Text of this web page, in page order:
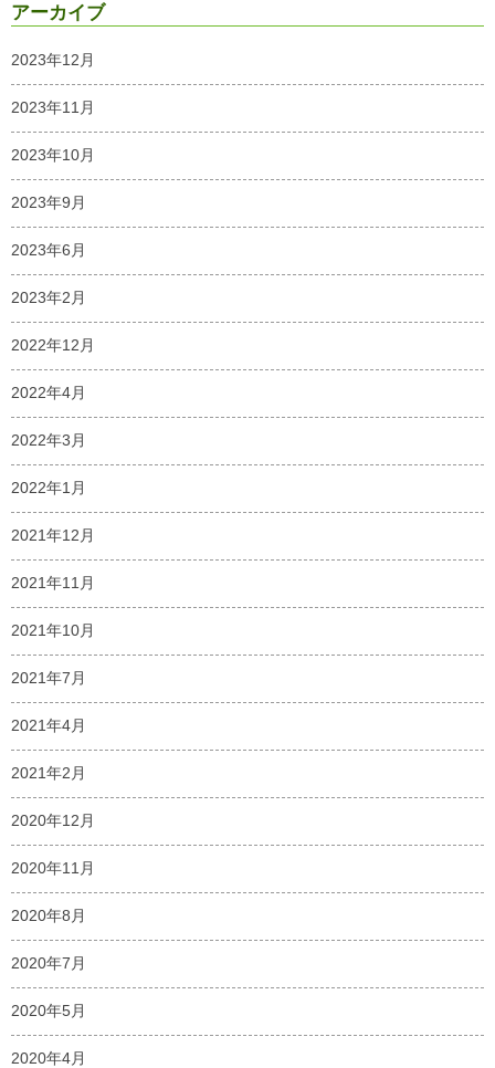
アーカイブ
2023年12月
2023年11月
2023年10月
2023年9月
2023年6月
2023年2月
2022年12月
2022年4月
2022年3月
2022年1月
2021年12月
2021年11月
2021年10月
2021年7月
2021年4月
2021年2月
2020年12月
2020年11月
2020年8月
2020年7月
2020年5月
2020年4月